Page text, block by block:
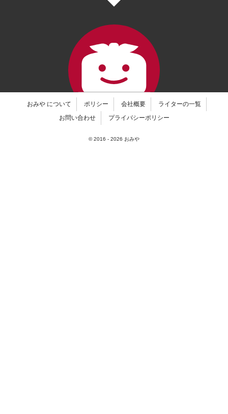
おみや について ポリシー 会社概要
ライターの一覧
お問い合わせ
プライバシーポリシー
© 2016 - 2026 おみや